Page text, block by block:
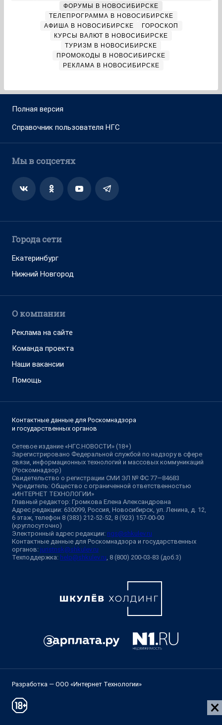
ФОРУМЫ В НОВОСИБИРСКЕ
ТЕЛЕПРОГРАММА В НОВОСИБИРСКЕ
АФИША В НОВОСИБИРСКЕ
ГОРОСКОП
КУРСЫ ВАЛЮТ В НОВОСИБИРСКЕ
ТУРИЗМ В НОВОСИБИРСКЕ
ПРОМОКОДЫ В НОВОСИБИРСКЕ
РЕКЛАМА В НОВОСИБИРСКЕ
Полная версия
Справочник пользователя НГС
Мы в соцсетях
Города сети
Екатеринбург
Нижний Новгород
О компании
Реклама на сайте
Команда проекта
Наши вакансии
Помощь
Контактные данные для Роскомнадзора
и государственных органов
Сетевое издание «НГС.НОВОСТИ» (18+)
Зарегистрировано Федеральной службой по надзору в сфере
связи, информационных технологий и массовых коммуникаций
(Роскомнадзор)
Свидетельство о регистрации СМИ ЭЛ № ФС 77—84683
Учредитель: Общество с ограниченной ответственностью
«ИНТЕРНЕТ ТЕХНОЛОГИИ»
Главный редактор: Громкова Елена Александровна
Адрес редакции: 630099, Россия, Новосибирск, ул. Ленина, д. 12,
6 этаж, телефон 8 (383) 212-52-52, 8 (923) 157-00-00
(круглосуточно)
Электронный адрес редакции: ngs@shkulev.ru
Контактные данные для Роскомнадзора и государственных
органов: juristnsk@shkulev.ru
Техподдержка: help@shkulev.ru , 8 (800) 200-03-83 (доб.3)
Разработка — ООО «Интернет Технологии»